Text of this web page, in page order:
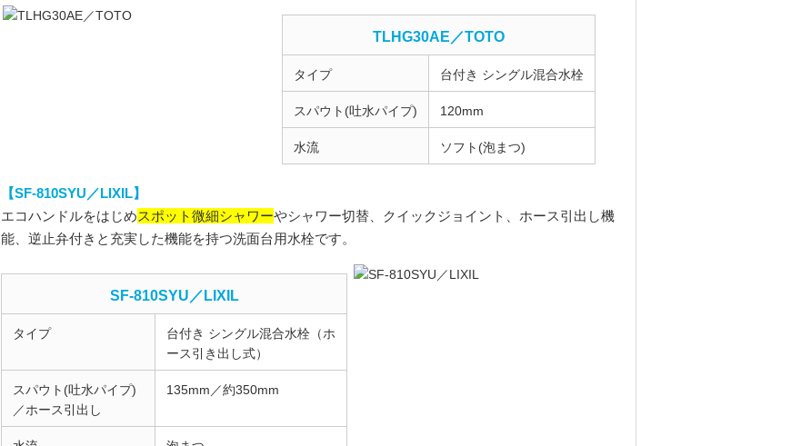
TLHG30AE／TOTO
タイプ 台付き シングル混合水栓
スパウト(吐水パイプ) 120mm
水流 ソフト(泡まつ)
【SF-810SYU／LIXIL】
エコハンドルをはじめスポット微細シャワーやシャワー切替、クイックジョイント、ホース引出し機
能、逆止弁付きと充実した機能を持つ洗面台用水栓です。
SF-810SYU／LIXIL
タイプ
台付き シングル混合水栓（ホ
ース引き出し式）
スパウト(吐水パイプ)
／ホース引出し
135mm／約350mm